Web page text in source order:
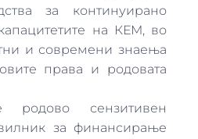
за континуирано
на КЕМ, во
и современи знаења
права и родовата
сензитивен
за финансирање